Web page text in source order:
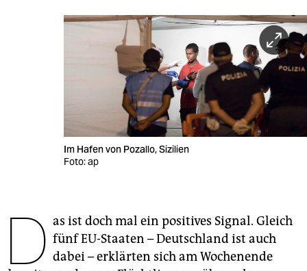
unterstützen
genossenschaft
Im Hafen von Pozallo, Sizilien
Foto: ap
D as ist doch mal ein positives Signal. Gleich
fünf EU-Staaten – Deutschland ist auch
dabei – erklärten sich am Wochenende